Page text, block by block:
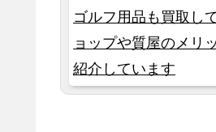
ゴルフ用品も買取し
ョップや質屋のメリ
紹介しています